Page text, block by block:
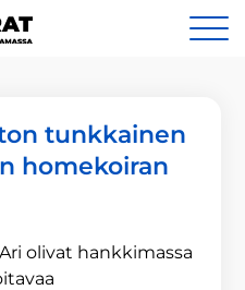
tunkkainen
homekoiran
olivat hankkimassa